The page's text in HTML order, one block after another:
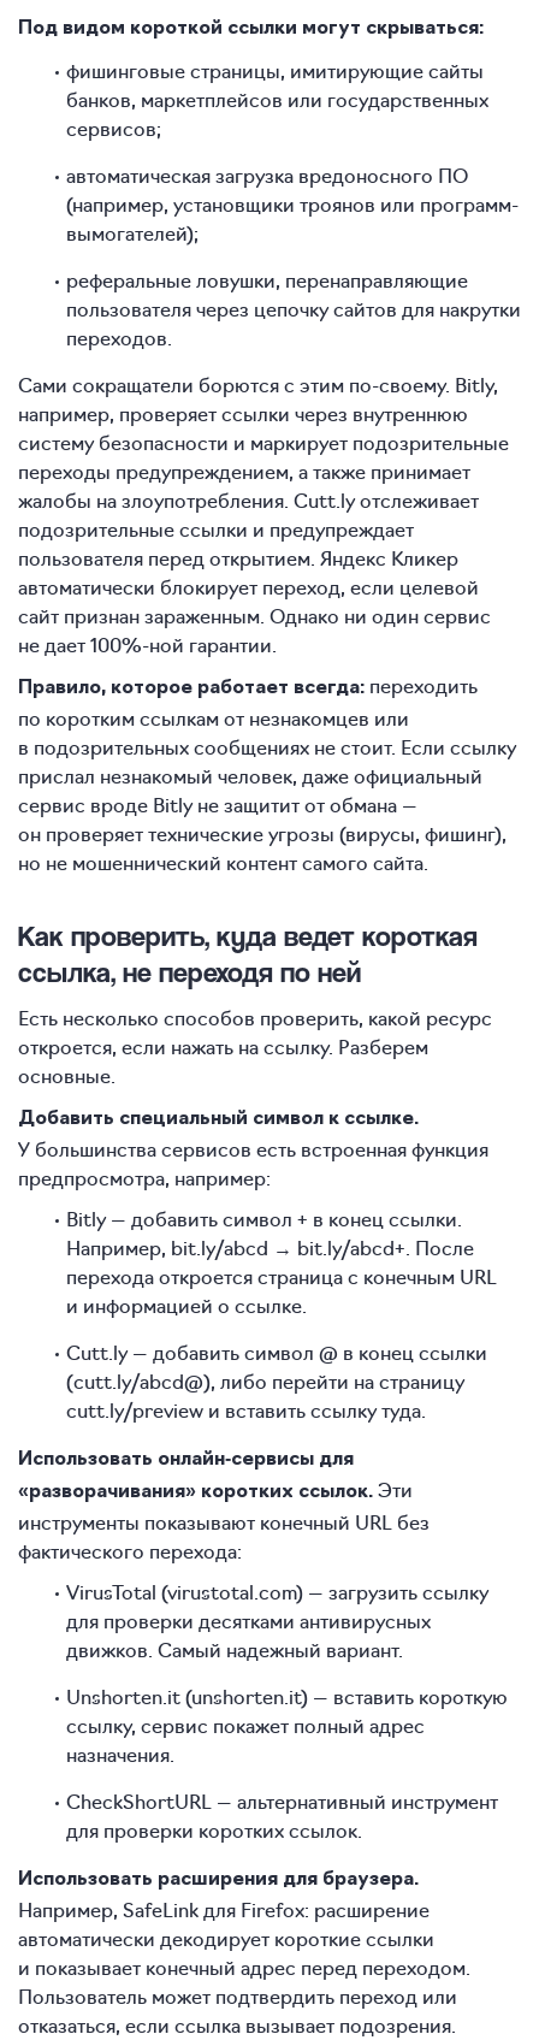
Под видом короткой ссылки могут скрываться:
фишинговые страницы, имитирующие сайты
банков, маркетплейсов или государственных
сервисов;
автоматическая загрузка вредоносного ПО
(например, установщики троянов или программ-
вымогателей);
реферальные ловушки, перенаправляющие
пользователя через цепочку сайтов для накрутки
переходов.
Сами сокращатели борются с этим по‑своему. Bitly,
например, проверяет ссылки через внутреннюю
систему безопасности и маркирует подозрительные
переходы предупреждением, а также принимает
жалобы на злоупотребления. Cutt.ly отслеживает
подозрительные ссылки и предупреждает
пользователя перед открытием. Яндекс Кликер
автоматически блокирует переход, если целевой
сайт признан зараженным. Однако ни один сервис
не дает 100%-ной гарантии.
Правило, которое работает всегда: переходить
по коротким ссылкам от незнакомцев или
в подозрительных сообщениях не стоит. Если ссылку
прислал незнакомый человек, даже официальный
сервис вроде Bitly не защитит от обмана —
он проверяет технические угрозы (вирусы, фишинг),
но не мошеннический контент самого сайта.
Как проверить, куда ведет короткая
ссылка, не переходя по ней
Есть несколько способов проверить, какой ресурс
откроется, если нажать на ссылку. Разберем
основные.
Добавить специальный символ к ссылке.
У большинства сервисов есть встроенная функция
предпросмотра, например:
Bitly — добавить символ + в конец ссылки.
Например, bit.ly/abcd → bit.ly/abcd+. После
перехода откроется страница с конечным URL
и информацией о ссылке.
Cutt.ly — добавить символ @ в конец ссылки
(cutt.ly/abcd@), либо перейти на страницу
cutt.ly/preview и вставить ссылку туда.
Использовать онлайн‑сервисы для
«разворачивания» коротких ссылок. Эти
инструменты показывают конечный URL без
фактического перехода:
VirusTotal (virustotal.com) — загрузить ссылку
для проверки десятками антивирусных
движков. Самый надежный вариант.
Unshorten.it (unshorten.it) — вставить короткую
ссылку, сервис покажет полный адрес
назначения.
CheckShortURL — альтернативный инструмент
для проверки коротких ссылок.
Использовать расширения для браузера.
Например, SafeLink для Firefox: расширение
автоматически декодирует короткие ссылки
и показывает конечный адрес перед переходом.
Пользователь может подтвердить переход или
отказаться, если ссылка вызывает подозрения.